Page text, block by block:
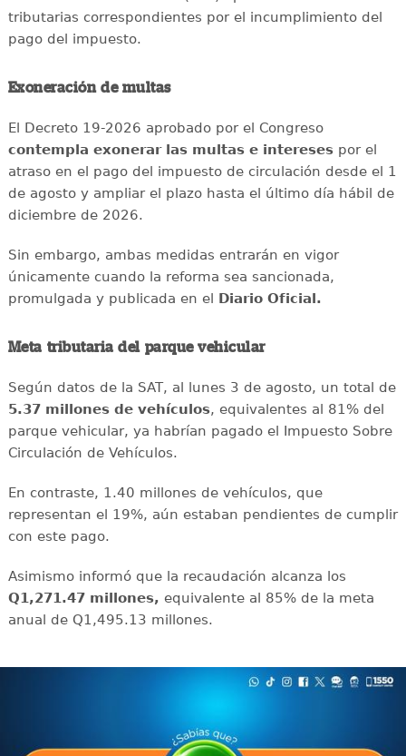
tributarias correspondientes por el incumplimiento del
pago del impuesto.
Exoneración de multas
El Decreto 19-2026 aprobado por el Congreso
contempla exonerar las multas e interesespor el
atraso en el pago del impuesto de circulación desde el 1
de agosto y ampliar el plazo hasta el último día hábil de
diciembre de 2026.
Sin embargo, ambas medidas entrarán en vigor
únicamente cuando la reforma sea sancionada,
promulgada y publicada en el
Diario Oficial.
Meta tributaria del parque vehicular
Según datos de la SAT, al lunes 3 de agosto, un total de
5.37 millones de vehículos, equivalentes al 81% del
parque vehicular, ya habrían pagado el Impuesto Sobre
Circulación de Vehículos.
En contraste, 1.40 millones de vehículos, que
representan el 19%, aún estaban pendientes de cumplir
con este pago.
Asimismo informó que la recaudación alcanza los
Q1,271.47 millones, equivalente al 85% de la meta
anual de Q1,495.13 millones.